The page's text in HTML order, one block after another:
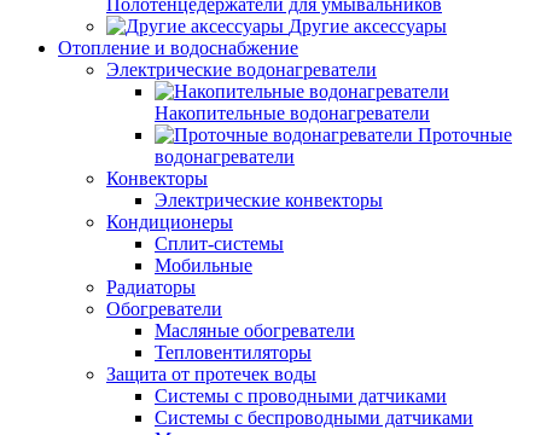
Полотенцедержатели для умывальников
Другие аксессуары
Отопление и водоснабжение
Электрические водонагреватели
Накопительные водонагреватели
Проточные
водонагреватели
Конвекторы
Электрические конвекторы
Кондиционеры
Сплит-системы
Мобильные
Радиаторы
Обогреватели
Масляные обогреватели
Тепловентиляторы
Защита от протечек воды
Системы с проводными датчиками
Системы с беспроводными датчиками